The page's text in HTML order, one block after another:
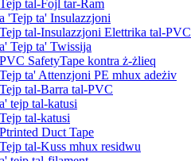
Tejp tal-Fojl tar-Ram
'Tejp ta' Insulazzjoni
Tejp tal-Insulazzjoni Elettrika tal-PVC
Tejp ta' Twissija
PVC SafetyTape kontra ż-żlieq
Tejp ta' Attenzjoni PE mhux adeżiv
Tejp tal-Barra tal-PVC
tejp tal-katusi
Tejp tal-katusi
Ptrinted Duct Tape
Tejp tal-Kuss mhux residwu